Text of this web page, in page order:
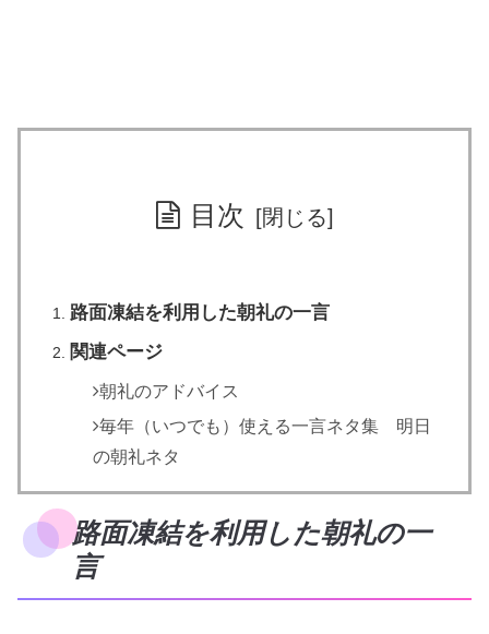
目次
路面凍結を利用した朝礼の一言
関連ページ
朝礼のアドバイス
毎年（いつでも）使える一言ネタ集 明日
の朝礼ネタ
路面凍結を利用した朝礼の一
言